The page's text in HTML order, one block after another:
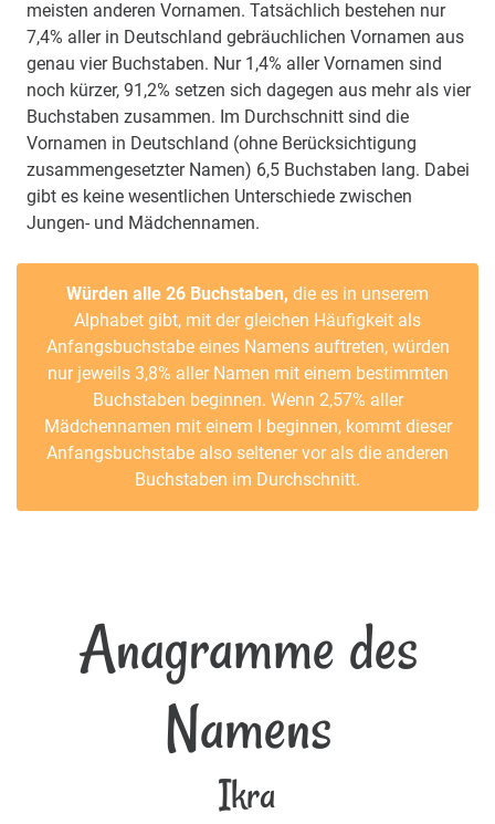
meisten anderen Vornamen. Tatsächlich bestehen nur
7,4% aller in Deutschland gebräuchlichen Vornamen aus
genau vier Buchstaben. Nur 1,4% aller Vornamen sind
noch kürzer, 91,2% setzen sich dagegen aus mehr als vier
Buchstaben zusammen. Im Durchschnitt sind die
Vornamen in Deutschland (ohne Berücksichtigung
zusammengesetzter Namen) 6,5 Buchstaben lang. Dabei
gibt es keine wesentlichen Unterschiede zwischen
Jungen- und Mädchennamen.
Würden alle 26 Buchstaben, die es in unserem
Alphabet gibt, mit der gleichen Häufigkeit als
Anfangsbuchstabe eines Namens auftreten, würden
nur jeweils 3,8% aller Namen mit einem bestimmten
Buchstaben beginnen. Wenn 2,57% aller
Mädchennamen mit einem I beginnen, kommt dieser
Anfangsbuchstabe also seltener vor als die anderen
Buchstaben im Durchschnitt.
Anagramme des
Namens
Ikra